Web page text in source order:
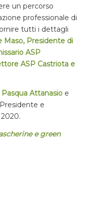
un percorso
professionale di
tutti i dettagli
Maso, Presidente di
ASP
ASP Castriota e
Pasqua Attanasioe
e
e green